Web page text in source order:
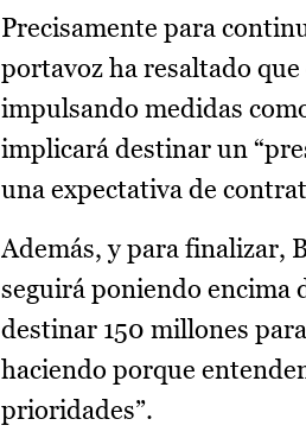
Precisamente para
portavoz ha resaltado
impulsando medidas
implicará destinar un
una expectativa de
Además, y para finalizar,
seguirá poniendo encima
destinar 150 millones
haciendo porque
prioridades”.